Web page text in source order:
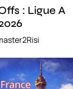
: Ligue A